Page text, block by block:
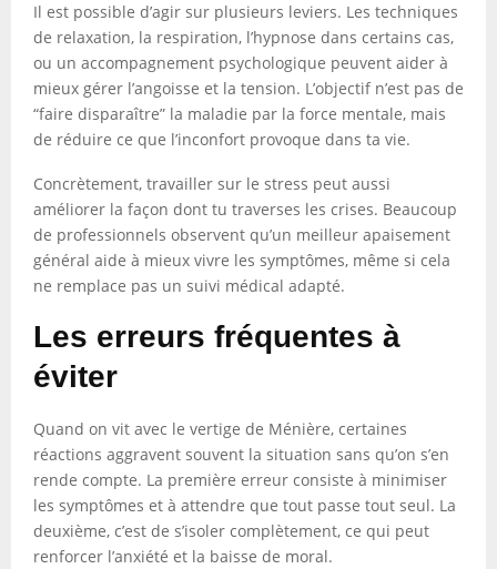
Il est possible d’agir sur plusieurs leviers. Les techniques
de relaxation, la respiration, l’hypnose dans certains cas,
ou un accompagnement psychologique peuvent aider à
mieux gérer l’angoisse et la tension. L’objectif n’est pas de
“faire disparaître” la maladie par la force mentale, mais
de réduire ce que l’inconfort provoque dans ta vie.
Concrètement, travailler sur le stress peut aussi
améliorer la façon dont tu traverses les crises. Beaucoup
de professionnels observent qu’un meilleur apaisement
général aide à mieux vivre les symptômes, même si cela
ne remplace pas un suivi médical adapté.
Les erreurs fréquentes à
éviter
Quand on vit avec le vertige de Ménière, certaines
réactions aggravent souvent la situation sans qu’on s’en
rende compte. La première erreur consiste à minimiser
les symptômes et à attendre que tout passe tout seul. La
deuxième, c’est de s’isoler complètement, ce qui peut
renforcer l’anxiété et la baisse de moral.